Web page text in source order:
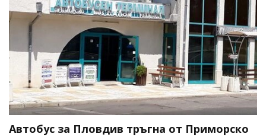
Автобус за Пловдив тръгна от Приморско